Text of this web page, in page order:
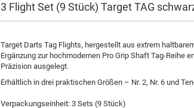
3 Flight Set (9 Stück) Target TAG
Target Darts Tag Flights, hergestellt aus extrem
Ergänzung zur hochmodernen Pro Grip Shaft Tag-Reihe
Präzision ausgelegt.
Erhältlich in drei praktischen Größen – Nr. 2, Nr. 6 und
Verpackungseinheit: 3 Sets (9 Stück)